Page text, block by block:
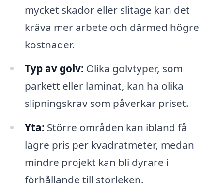
mycket skador eller slitage kan det
kräva mer arbete och därmed högre
kostnader.
Typ av golv: Olika golvtyper, som
parkett eller laminat, kan ha olika
slipningskrav som påverkar priset.
Yta: Större områden kan ibland få
lägre pris per kvadratmeter, medan
mindre projekt kan bli dyrare i
förhållande till storleken.